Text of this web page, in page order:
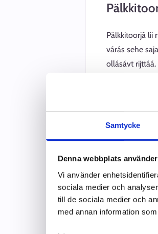
Samtycke
Denna webbplats
Vi använder
sociala medier och
till de sociala medier och
med annan information
Pälkkitoorjâ lii
várás sehe
ollásávt
Koijâd
Ko tun
ko